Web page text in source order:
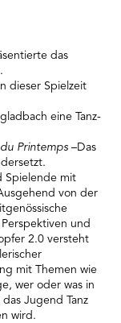
das
dieser Spielzeit
eine Tanz-
Printemps –Das
Spielende mit
von der
und
2.0 versteht
mit Themen wie
wer oder was in
Jugend Tanz
wird.